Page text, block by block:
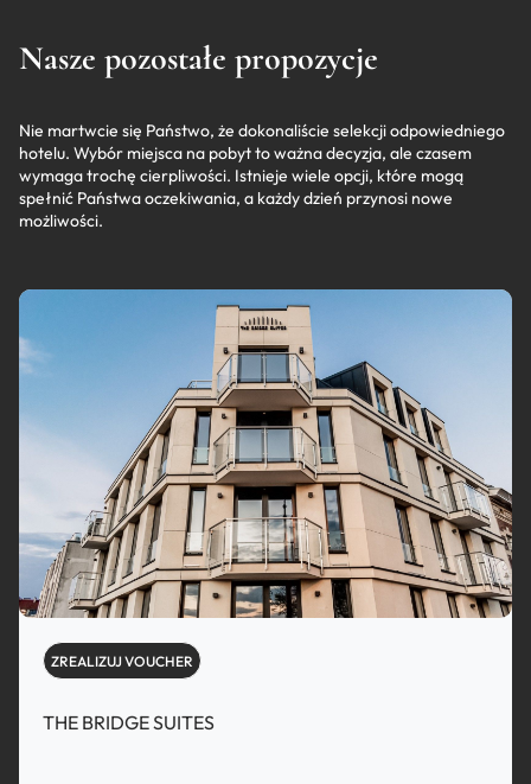
Nasze pozostałe propozycje
Nie martwcie się Państwo, że dokonaliście selekcji odpowiedniego
hotelu. Wybór miejsca na pobyt to ważna decyzja, ale czasem
wymaga trochę cierpliwości. Istnieje wiele opcji, które mogą
spełnić Państwa oczekiwania, a każdy dzień przynosi nowe
możliwości.
ZREALIZUJ VOUCHER
THE BRIDGE SUITES